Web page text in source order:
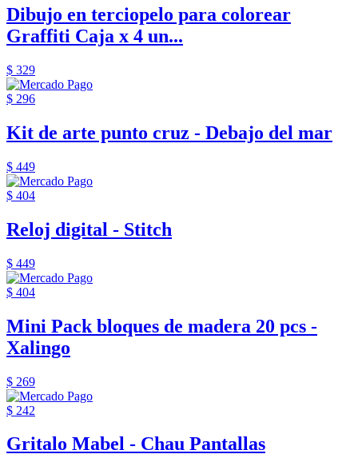
Dibujo en terciopelo para colorear
Graffiti Caja x 4 un...
$ 329
$ 296
Kit de arte punto cruz - Debajo del mar
$ 449
$ 404
Reloj digital - Stitch
$ 449
$ 404
Mini Pack bloques de madera 20 pcs -
Xalingo
$ 269
$ 242
Gritalo Mabel - Chau Pantallas